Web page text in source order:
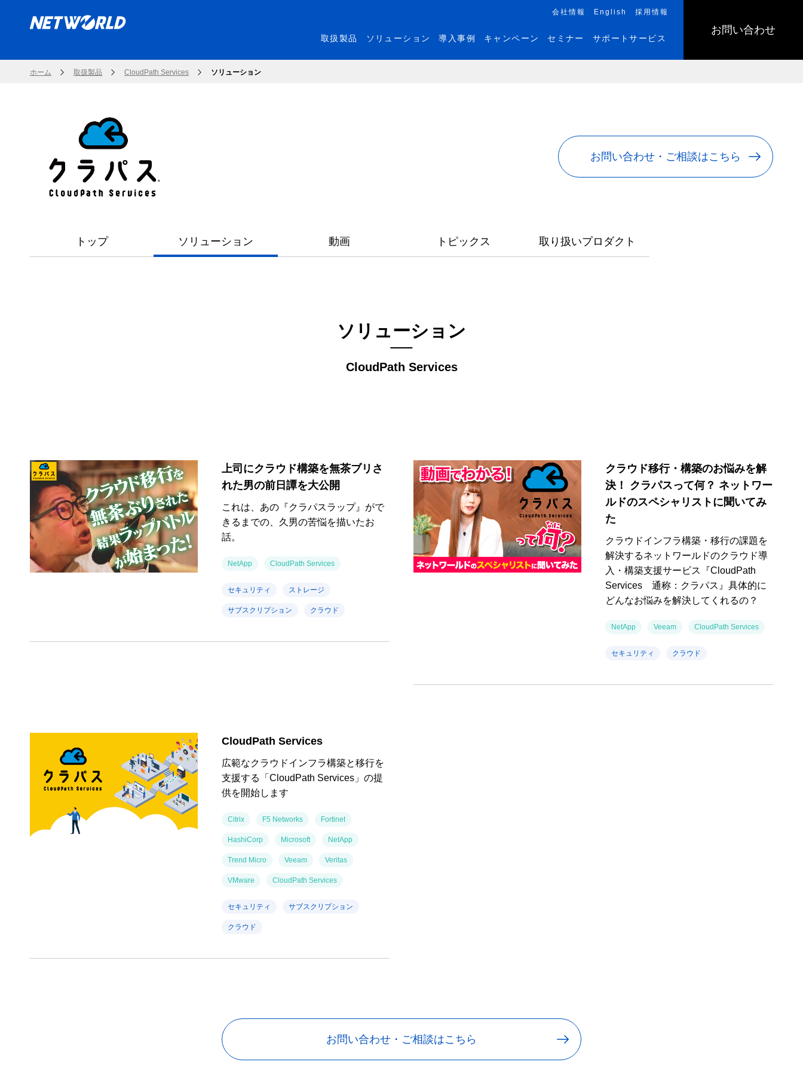
お問い合わせ
会社情報 English 採用情報
取扱製品 ソリューション 導入事例 キャンペーン セミナー サポートサービス
ホーム 取扱製品 CloudPath Services ソリューション
お問い合わせ・ご相談はこちら
トップ ソリューション 動画 トピックス 取り扱いプロダクト
CloudPath Services
ソリューション
上司にクラウド構築を無茶ブリさ
れた男の前日譚を大公開
これは、あの『クラパスラップ』がで
きるまでの、久男の苦悩を描いたお
話。
NetApp CloudPath Services
セキュリティ ストレージ
サブスクリプション クラウド
クラウド移行・構築のお悩みを解
決！ クラパスって何？ ネットワー
ルドのスペシャリストに聞いてみ
た
クラウドインフラ構築・移行の課題を
解決するネットワールドのクラウド導
入・構築支援サービス『CloudPath
Services 通称：クラパス』具体的に
どんなお悩みを解決してくれるの？
NetApp Veeam CloudPath Services
セキュリティ クラウド
CloudPath Services
広範なクラウドインフラ構築と移行を
支援する「CloudPath Services」の提
供を開始します
Citrix F5 Networks Fortinet
HashiCorp Microsoft NetApp
Trend Micro Veeam Veritas
VMware CloudPath Services
セキュリティ サブスクリプション
クラウド
お問い合わせ・ご相談はこちら